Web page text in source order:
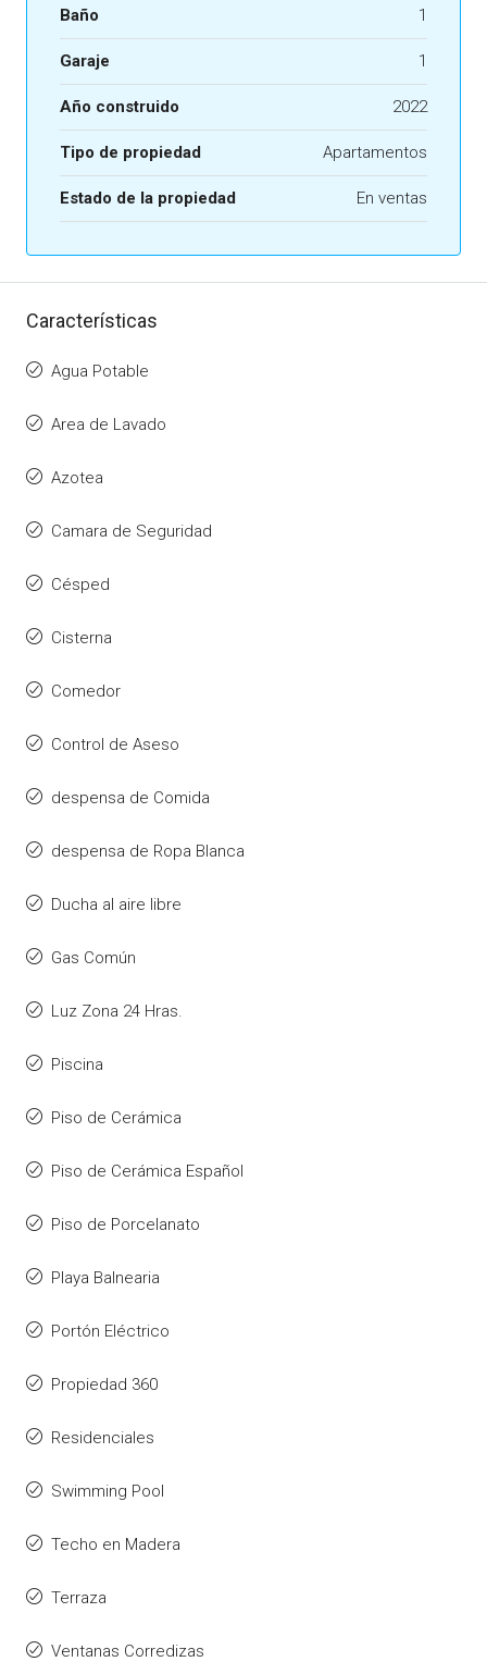
Baño 1
Garaje 1
Año construido 2022
Tipo de propiedad Apartamentos
Estado de la propiedad En ventas
Características
Agua Potable
Area de Lavado
Azotea
Camara de Seguridad
Césped
Cisterna
Comedor
Control de Aseso
despensa de Comida
despensa de Ropa Blanca
Ducha al aire libre
Gas Común
Luz Zona 24 Hras.
Piscina
Piso de Cerámica
Piso de Cerámica Español
Piso de Porcelanato
Playa Balnearia
Portón Eléctrico
Propiedad 360
Residenciales
Swimming Pool
Techo en Madera
Terraza
Ventanas Corredizas